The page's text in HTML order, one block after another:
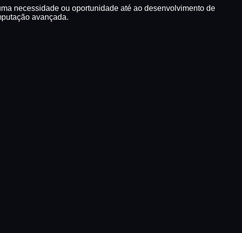
necessidade ou oportunidade até ao desenvolvimento de
avançada.